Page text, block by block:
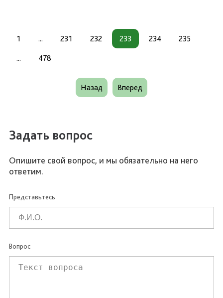
1 ... 231 232 233 234 235
... 478
Назад Вперед
Задать вопрос
Опишите свой вопрос, и мы обязательно на него
ответим.
Представьтесь
Вопрос